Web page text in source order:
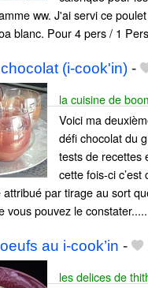
ww. J'ai servi ce
blanc. Pour 4 pers / 1
(i-cook'in) -
la cuisine de
Voici ma
défi chocolat du
tests de recettes
cette fois-ci
attribué par tirage au sort
vous pouvez le
au i-cook’in -
les delices de